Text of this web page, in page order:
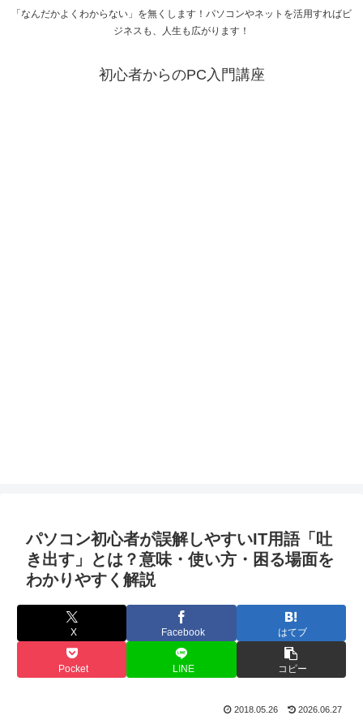
「なんだかよくわからない」を無くします！パソコンやネットを活用すればビ
ジネスも、人生も広がります！
初心者からのPC入門講座
パソコン初心者が誤解しやすいIT用語「吐
き出す」とは？意味・使い方・困る場面を
わかりやすく解説
X Facebook はてブ
Pocket LINE コピー
2018.05.26 2026.06.27